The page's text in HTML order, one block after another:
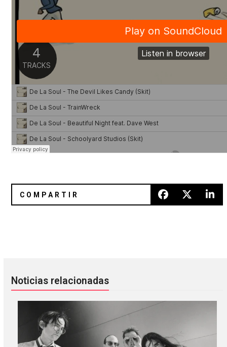
Noticias relacionadas